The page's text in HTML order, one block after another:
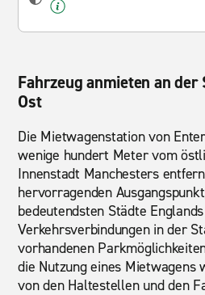
Fahrzeug anmieten an
Ost
Die Mietwagenstation von
wenige hundert Meter vom
Innenstadt Manchesters
hervorragenden
bedeutendsten Städte
Verkehrsverbindungen in der
vorhandenen
die Nutzung eines Mietwagens
von den Haltestellen und den